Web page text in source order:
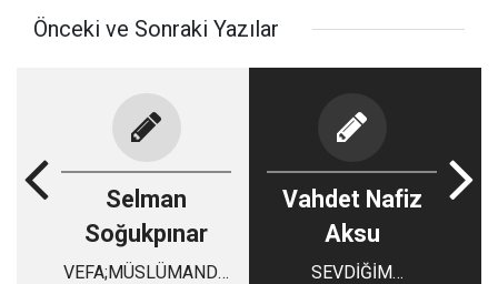
Önceki ve Sonraki Yazılar
Selman
Soğukpınar
VEFA;MÜSLÜMANDA
Vahdet Nafiz
Aksu
SEVDİĞİM